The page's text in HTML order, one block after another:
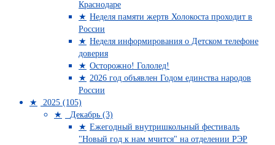
Краснодаре
Неделя памяти жертв Холокоста проходит в
России
Неделя информирования о Детском телефоне
доверия
Осторожно! Гололед!
2026 год объявлен Годом единства народов
России
2025 (105)
Декабрь (3)
Ежегодный внутришкольный фестиваль
"Новый год к нам мчится" на отделении РЭР